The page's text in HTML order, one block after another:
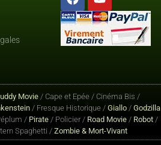
Movie / Cape et Epée / Cinéma Bis /
/ Fresque Historique / Giallo / Godzilla
/ Pirate / Policier / Road Movie / Robot /
Spaghetti / Zombie & Mort-Vivant